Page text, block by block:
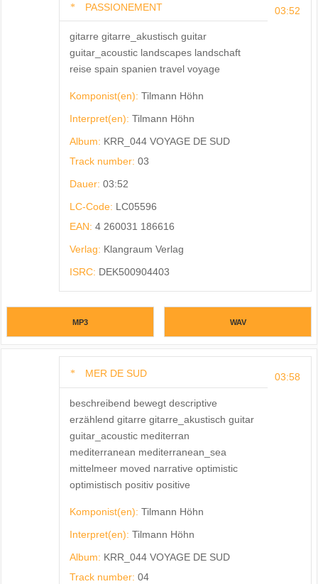
PASSIONEMENT 03:52
gitarre gitarre_akustisch guitar
guitar_acoustic landscapes landschaft
reise spain spanien travel voyage
Komponist(en): Tilmann Höhn
Interpret(en): Tilmann Höhn
Album: KRR_044 VOYAGE DE SUD
Track number: 03
Dauer: 03:52
LC-Code: LC05596
EAN: 4 260031 186616
Verlag: Klangraum Verlag
ISRC: DEK500904403
MP3 WAV
MER DE SUD 03:58
beschreibend bewegt descriptive
erzählend gitarre gitarre_akustisch guitar
guitar_acoustic mediterran
mediterranean mediterranean_sea
mittelmeer moved narrative optimistic
optimistisch positiv positive
Komponist(en): Tilmann Höhn
Interpret(en): Tilmann Höhn
Album: KRR_044 VOYAGE DE SUD
Track number: 04